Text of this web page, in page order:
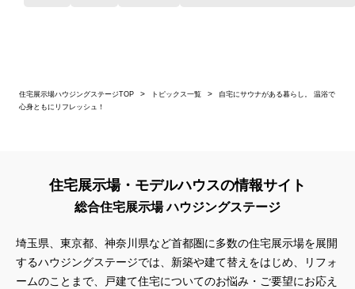
住宅展示場ハウジングステージTOP トピックス一覧
自宅にサウナがある暮らし。 温浴で
心身ともにリフレッシュ！
住宅展示場・モデルハウスの情報サイト
総合住宅展示場 ハウジングステージ
埼玉県、東京都、神奈川県など首都圏に多数の住宅展示場を展開
するハウジングステージでは、新築や建て替えをはじめ、リフォ
ームのことまで、戸建て住宅についてのお悩み・ご要望にお応え